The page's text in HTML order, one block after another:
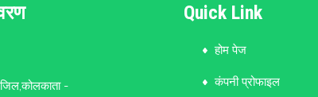
-
Quick Link
होम पेज
कंपनी प्रोफाइल